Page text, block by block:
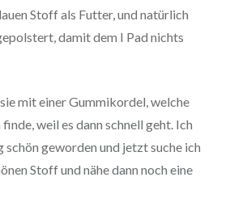
Stoff als Futter, und natürlich
damit dem I Pad nichts
mit einer Gummikordel, welche
weil es dann schnell geht. Ich
geworden und jetzt suche ich
Stoff und nähe dann noch eine